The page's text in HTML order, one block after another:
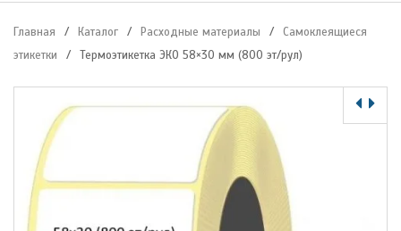
Главная / Каталог / Расходные материалы /
Самоклеящиеся
этикетки
/ Термоэтикетка ЭКО 58×30 мм (800 эт/рул)